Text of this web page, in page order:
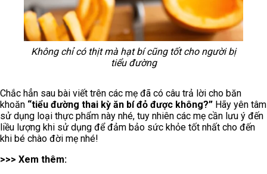
Không chỉ có thịt mà hạt bí cũng tốt cho người bị
tiểu đường
Chắc hẳn sau bài viết trên các mẹ đã có câu trả lời cho băn
khoăn “tiểu đường thai kỳ ăn bí đỏ được không?” Hãy yên tâm
sử dụng loại thực phẩm này nhé, tuy nhiên các mẹ cần lưu ý đến
liều lượng khi sử dụng để đảm bảo sức khỏe tốt nhất cho đến
khi bé chào đời mẹ nhé!
>>> Xem thêm: